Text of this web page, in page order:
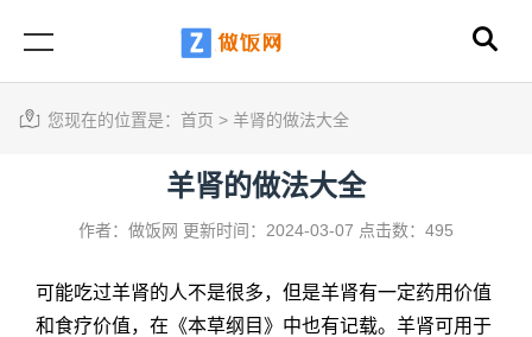
您现在的位置是： 首页 > 羊肾的做法大全
羊肾的做法大全
作者：做饭网 更新时间：2024-03-07 点击数：495
可能吃过羊肾的人不是很多，但是羊肾有一定药用价值
和食疗价值，在《本草纲目》中也有记载。羊肾可用于